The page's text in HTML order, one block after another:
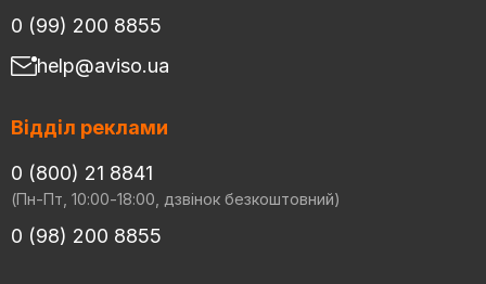
0 (99) 200 8855
help@aviso.ua
Відділ реклами
0 (800) 21 8841
(Пн-Пт, 10:00-18:00, дзвінок безкоштовний)
0 (98) 200 8855